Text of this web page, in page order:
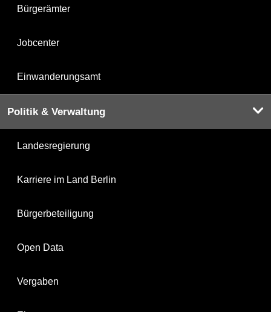
Bürgerämter
Jobcenter
Einwanderungsamt
Politik & Verwaltung
Landesregierung
Karriere im Land Berlin
Bürgerbeteiligung
Open Data
Vergaben